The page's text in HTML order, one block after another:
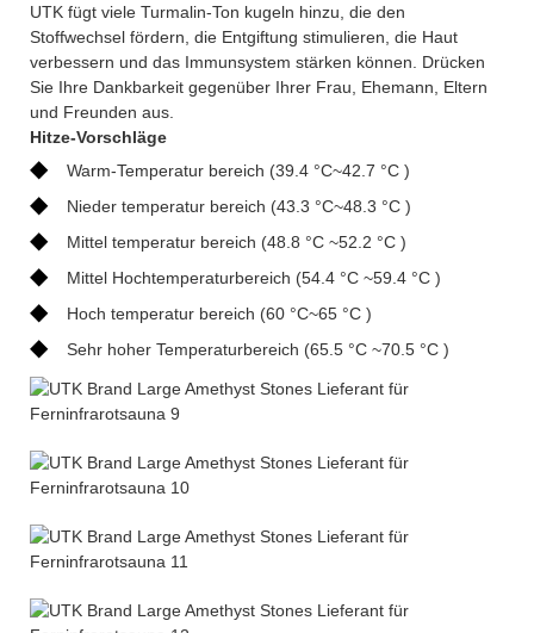
UTK fügt viele Turmalin-Ton kugeln hinzu, die den
Stoffwechsel fördern, die Entgiftung stimulieren, die Haut
verbessern und das Immunsystem stärken können. Drücken
Sie Ihre Dankbarkeit gegenüber Ihrer Frau, Ehemann, Eltern
und Freunden aus.
Hitze-Vorschläge
◆ Warm-Temperatur bereich (39.4 °C~42.7 °C )
◆ Nieder temperatur bereich (43.3 °C~48.3 °C )
◆ Mittel temperatur bereich (48.8 °C ~52.2 °C )
◆ Mittel Hochtemperaturbereich (54.4 °C ~59.4 °C )
◆ Hoch temperatur bereich (60 °C~65 °C )
◆ Sehr hoher Temperaturbereich (65.5 °C ~70.5 °C )